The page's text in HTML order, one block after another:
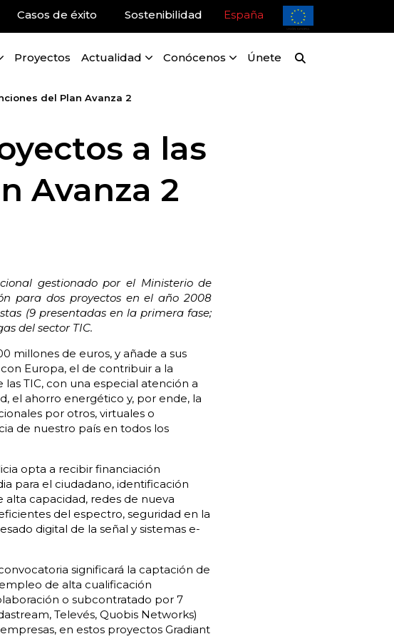
Casos de éxito Sostenibilidad España
Proyectos Actualidad Conócenos Únete
del Plan Avanza 2
a las
Avanza 2
gestionado por el Ministerio de
para dos proyectos en el año 2008
(9 presentadas en la primera fase;
del sector TIC.
millones de euros, y añade a sus
Europa, el de contribuir a la
TIC, con una especial atención a
el ahorro energético y, por ende, la
por otros, virtuales o
de nuestro país en todos los
opta a recibir financiación
para el ciudadano, identificación
capacidad, redes de nueva
del espectro, seguridad en la
digital de la señal y sistemas e-
significará la captación de
de alta cualificación
o subcontratado por 7
Televés, Quobis Networks)
en estos proyectos Gradiant